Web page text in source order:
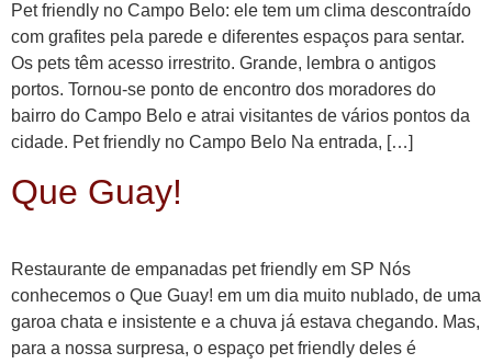
Pet friendly no Campo Belo: ele tem um clima descontraído
com grafites pela parede e diferentes espaços para sentar.
Os pets têm acesso irrestrito. Grande, lembra o antigos
portos. Tornou-se ponto de encontro dos moradores do
bairro do Campo Belo e atrai visitantes de vários pontos da
cidade. Pet friendly no Campo Belo Na entrada, […]
Que Guay!
Restaurante de empanadas pet friendly em SP Nós
conhecemos o Que Guay! em um dia muito nublado, de uma
garoa chata e insistente e a chuva já estava chegando. Mas,
para a nossa surpresa, o espaço pet friendly deles é